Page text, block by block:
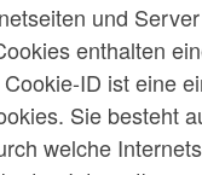
und
enthalten
ID ist eine
Sie besteht
welche